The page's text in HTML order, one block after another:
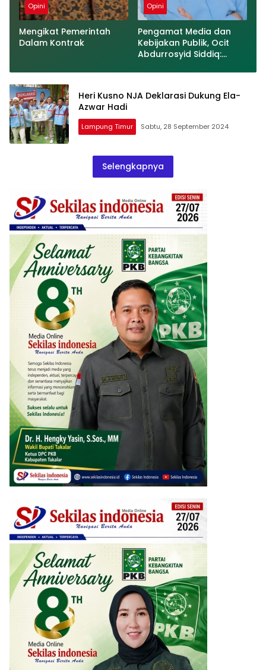
Opini
Mengikat Pemerintah
Dalam Kontrak
Opini
Pengamat Media dan
Kebijakan Publik, Ocit
Abdurrosyid Siddiq:
Heri Kusno NJA Deklarasi Dukung Ela-
Azwar Hadi
Lampung Timur Sabtu, 28 September 2024
Selengkapnya